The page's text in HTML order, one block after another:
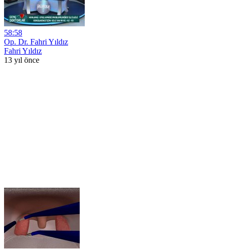
58:58
Op. Dr. Fahri Yıldız
Fahri Yıldız
13 yıl önce